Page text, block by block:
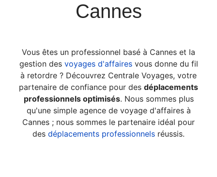
Cannes
Vous êtes un professionnel basé à Cannes et la
gestion des voyages d'affairesvous donne du fil
à retordre ? Découvrez Centrale Voyages, votre
partenaire de confiance pour des déplacements
professionnels optimisés. Nous sommes plus
qu'une simple agence de voyage d'affaires à
Cannes ; nous sommes le partenaire idéal pour
des déplacements professionnels réussis.